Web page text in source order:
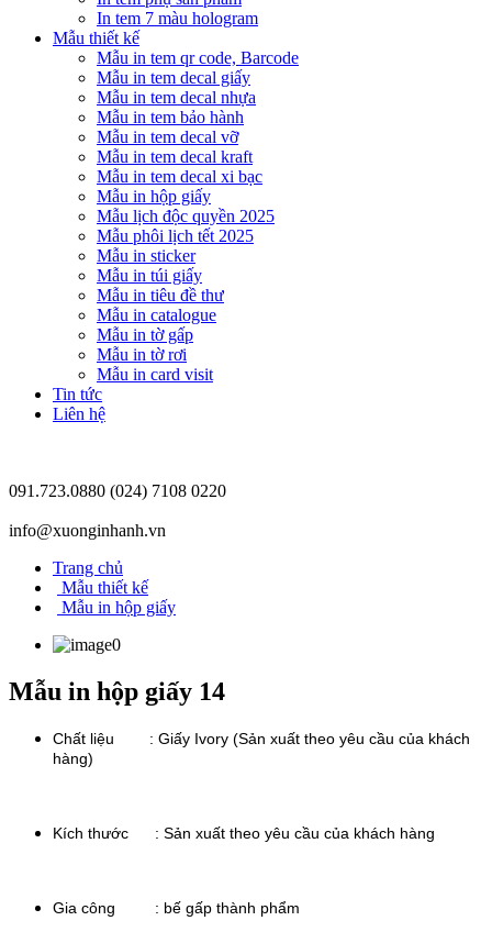
In tem 7 màu hologram
Mẫu thiết kế
Mẫu in tem qr code, Barcode
Mẫu in tem decal giấy
Mẫu in tem decal nhựa
Mẫu in tem bảo hành
Mẫu in tem decal vỡ
Mẫu in tem decal kraft
Mẫu in tem decal xi bạc
Mẫu in hộp giấy
Mẫu lịch độc quyền 2025
Mẫu phôi lịch tết 2025
Mẫu in sticker
Mẫu in túi giấy
Mẫu in tiêu đề thư
Mẫu in catalogue
Mẫu in tờ gấp
Mẫu in tờ rơi
Mẫu in card visit
Tin tức
Liên hệ
091.723.0880 (024) 7108 0220
info@xuonginhanh.vn
Trang chủ
Mẫu thiết kế
Mẫu in hộp giấy
Mẫu in hộp giấy 14
Chất liệu : Giấy Ivory (Sản xuất theo yêu cầu của khách
hàng)
Kích thước : Sản xuất theo yêu cầu của khách hàng
Gia công : bế gấp thành phẩm